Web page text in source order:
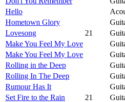
Hello
Hometown Glory
Lovesong
21
Make You Feel My Love
Make You Feel My Love
Rolling in the Deep
Rolling In The Deep
Rumour Has It
Set Fire to the Rain
21